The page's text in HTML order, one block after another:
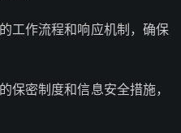
工作流程和响应机制，确保
保密制度和信息安全措施，